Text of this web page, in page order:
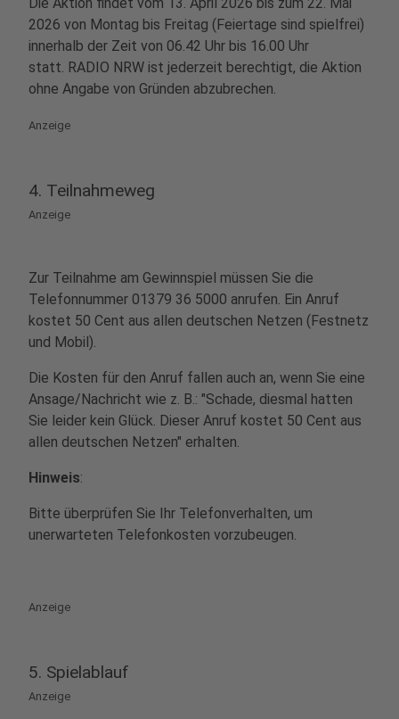
2026 von Montag bis Freitag (Feiertage sind spielfrei)
innerhalb der Zeit von 06.42 Uhr bis 16.00 Uhr
statt. RADIO NRW ist jederzeit berechtigt, die Aktion
ohne Angabe von Gründen abzubrechen.
Anzeige
4. Teilnahmeweg
Anzeige
Zur Teilnahme am Gewinnspiel müssen Sie die
Telefonnummer 01379 36 5000 anrufen. Ein Anruf
kostet 50 Cent aus allen deutschen Netzen (Festnetz
und Mobil).
Die Kosten für den Anruf fallen auch an, wenn Sie eine
Ansage/Nachricht wie z. B.: "Schade, diesmal hatten
Sie leider kein Glück. Dieser Anruf kostet 50 Cent aus
allen deutschen Netzen" erhalten.
Hinweis:
Bitte überprüfen Sie Ihr Telefonverhalten, um
unerwarteten Telefonkosten vorzubeugen.
Anzeige
5. Spielablauf
Anzeige